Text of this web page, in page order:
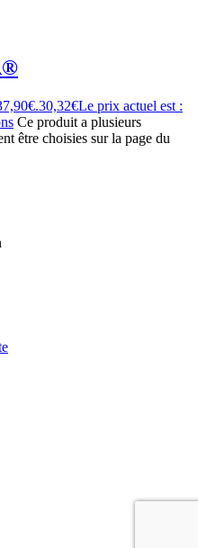
30,32€Le prix actuel est :
Ce produit a plusieurs
être choisies sur la page du